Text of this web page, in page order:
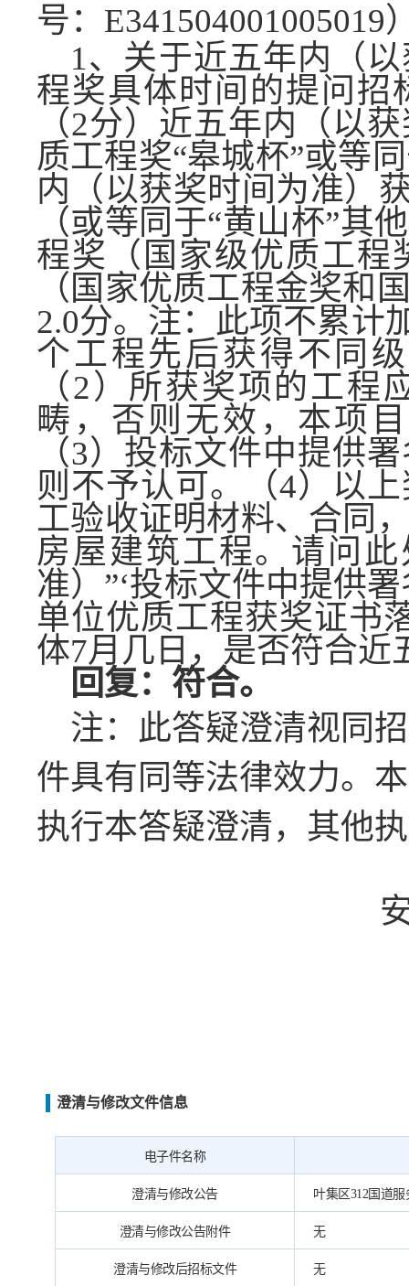
号： E341504001005019
1、关于近五年内（
程奖具体时间的提问招
（2分）近五年内（以
质工程奖“皋城杯”或等
内（以获奖时间为准）
（或等同于“黄山杯”其
程奖（国家级优质工程
（国家优质工程金奖和
2.0分。注：此项不累计
个工程先后获得不同
（2 ）所获奖项的工程
畴，否则无效，本项
（3）投标文件中提供
则不予认可。（4）以
工验收证明材料、合同
房屋建筑工程。请问此
准） ”‘投标文件中提供
单位优质工程获奖证书
体7月几日，是否符合近
回复：符合。
注：此答疑澄清视同
件具有同等法律效力。
执行本答疑澄清，其他
澄清与修改文件信息
电子件名称
澄清与修改公告 叶集区312国道服
澄清与修改公告附件 无
澄清与修改后招标文件 无